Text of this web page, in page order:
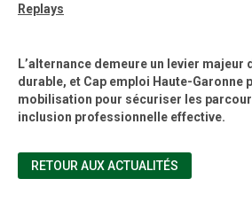
Replays
L’alternance demeure un levier majeur
durable, et Cap emploi Haute-Garonne
mobilisation pour sécuriser les
inclusion professionnelle effective.
RETOUR AUX ACTUALITÉS